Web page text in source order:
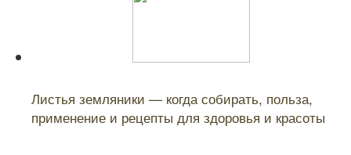
Листья земляники — когда собирать, польза,
применение и рецепты для здоровья и красоты